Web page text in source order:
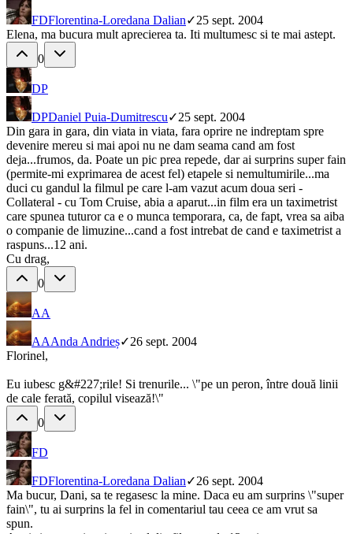
FDFlorentina-Loredana Dalian✓25 sept. 2004
Elena, ma bucura mult aprecierea ta. Iti multumesc si te mai astept.
0
DP
DPDaniel Puia-Dumitrescu✓25 sept. 2004
Din gara in gara, din viata in viata, fara oprire ne indreptam spre
devenire mereu si mai apoi nu ne dam seama cand am fost
deja...frumos, da. Poate un pic prea repede, dar ai surprins super fain
(permite-mi exprimarea de acest fel) etapele si nemultumirile...ma
duci cu gandul la filmul pe care l-am vazut acum doua seri -
Collateral - cu Tom Cruise, abia a aparut...in film era un taximetrist
care spunea tuturor ca e o munca temporara, ca, de fapt, vrea sa aiba
o companie de limuzine...cand a fost intrebat de cand e taximetrist a
raspuns...12 ani.
Cu drag,
0
AA
AAAnda Andrieș✓26 sept. 2004
Florinel,
Eu iubesc g&#227;rile! Si trenurile... \"pe un peron, între două linii
de cale ferată, copilul visează!\"
0
FD
FDFlorentina-Loredana Dalian✓26 sept. 2004
Ma bucur, Dani, sa te regasesc la mine. Daca eu am surprins \"super
fain\", tu ai surprins la fel in comentariul tau ceea ce am vrut sa
spun.